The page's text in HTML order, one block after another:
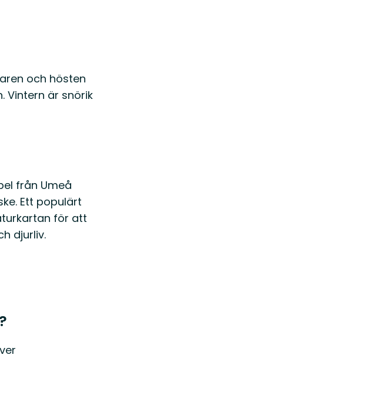
och hösten
Vintern är snörik
från Umeå
Ett populärt
för att
djurliv.